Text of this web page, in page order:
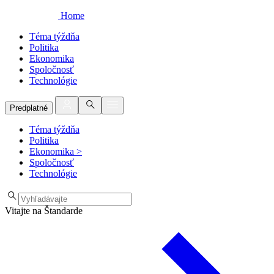
Home
Téma týždňa
Politika
Ekonomika
Spoločnosť
Technológie
Predplatné
Téma týždňa
Politika
Ekonomika >
Spoločnosť
Technológie
Vitajte na Štandarde